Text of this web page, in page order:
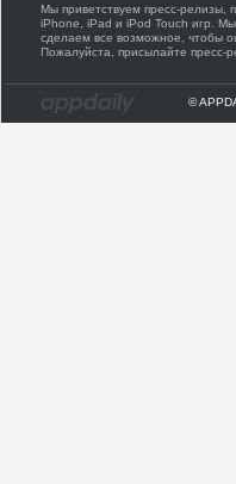
Мы приветствуем пресс-
iPhone, iPad и iPod Touch игр.
сделаем все возможное, чтобы
Пожалуйста, присылайте пресс-
©